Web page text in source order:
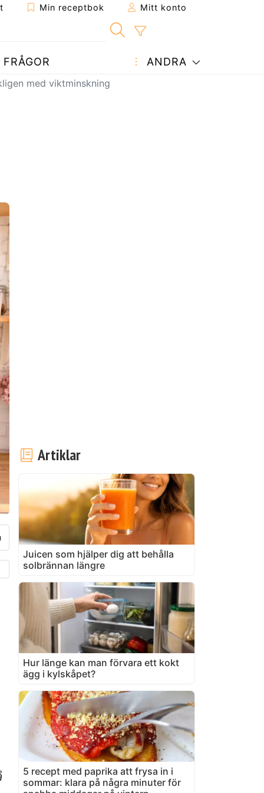
Min receptbok Mitt konto
FRÅGOR ANDRA
med viktminskning
Artiklar
Juicen som hjälper dig att behålla
solbrännan längre
Hur länge kan man förvara ett kokt
ägg i kylskåpet?
5 recept med paprika att frysa in i
sommar: klara på några minuter för